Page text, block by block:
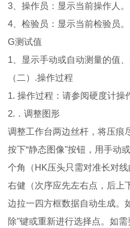
3、操作员：显示当前操作人。
4、检验员：显示当前检验员。
G测试值
1、显示手动或自动测量的值
（二）.操作过程
1. 操作过程：请参阅硬度计操
2.．调整图形
调整工作台两边丝杆，将压痕
按下“静态图像"按钮，用手动
个角（HK压头只需对准长对
右健（次序应先左右点，后上
边拉一四方框数据自动生成。
除"键或重新进行选择点。如